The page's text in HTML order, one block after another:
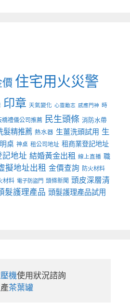
價 住宅用火災警
印章 天氣變化 心靈勵志 感應門神 時
橋禮儀公司推薦 民生頭條 消防水帶
髮精推薦 熱水器 生薑洗頭試用 生
桌 神桌 租公司地址 租商業登記地址
記地址 結婚黃金出租 線上直播 職
擬地址出租 金價查詢 防火材料
材料 電子防盜門 頭條新聞 頭皮深層清
髮護理產品 頭髮護理產品試用
機使用狀況諮詢
茶葉罐